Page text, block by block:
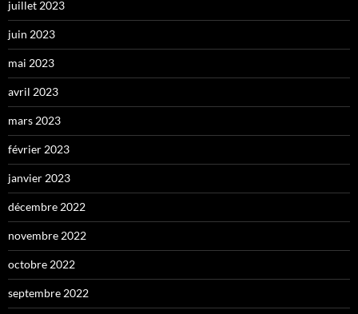
juillet 2023
juin 2023
mai 2023
avril 2023
mars 2023
février 2023
janvier 2023
décembre 2022
novembre 2022
octobre 2022
septembre 2022